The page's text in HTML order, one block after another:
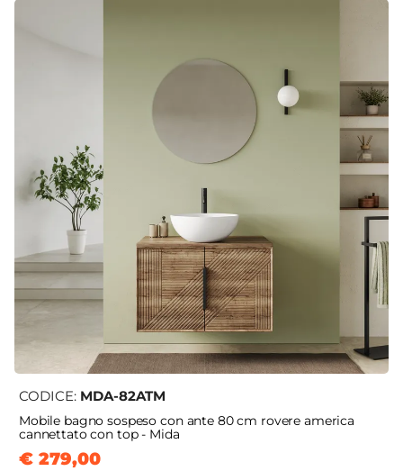
CODICE: MDA-82ATM
Mobile bagno sospeso con ante 80 cm rovere america
cannettato con top - Mida
€ 279,00